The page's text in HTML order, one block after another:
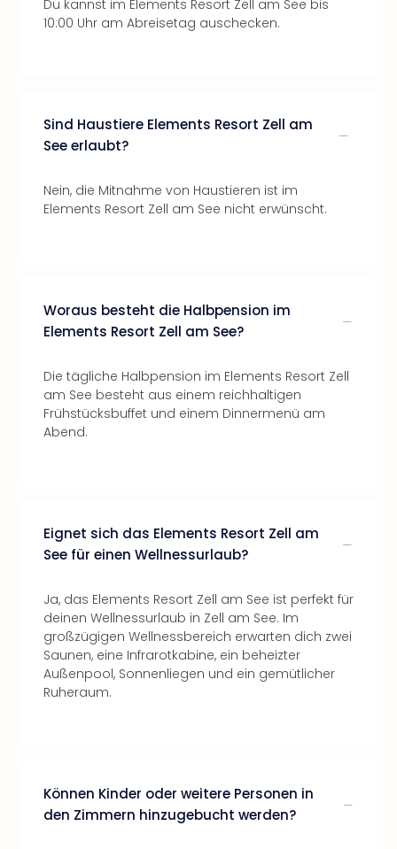
Du kannst im Elements Resort Zell am See bis
10:00 Uhr am Abreisetag auschecken.
Sind Haustiere Elements Resort Zell am
See erlaubt?
Nein, die Mitnahme von Haustieren ist im
Elements Resort Zell am See nicht erwünscht.
Woraus besteht die Halbpension im
Elements Resort Zell am See?
Die tägliche Halbpension im Elements Resort Zell
am See besteht aus einem reichhaltigen
Frühstücksbuffet und einem Dinnermenü am
Abend.
Eignet sich das Elements Resort Zell am
See für einen Wellnessurlaub?
Ja, das Elements Resort Zell am See ist perfekt für
deinen Wellnessurlaub in Zell am See. Im
großzügigen Wellnessbereich erwarten dich zwei
Saunen, eine Infrarotkabine, ein beheizter
Außenpool, Sonnenliegen und ein gemütlicher
Ruheraum.
Können Kinder oder weitere Personen in
den Zimmern hinzugebucht werden?